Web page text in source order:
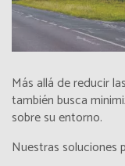
Más allá de reducir
también busca
sobre su entorno.
Nuestras soluciones
Burkina Faso
Burundi
Bénin
Cabo Verde